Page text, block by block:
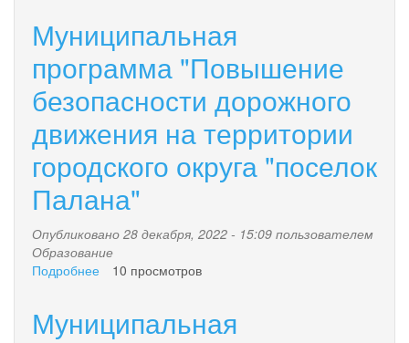
Муниципальная
программа "Повышение
безопасности дорожного
движения на территории
городского округа "поселок
Палана"
Опубликовано 28 декабря, 2022 - 15:09 пользователем
Образование
Подробнее
"Повышение
10 просмотров
Муниципальная